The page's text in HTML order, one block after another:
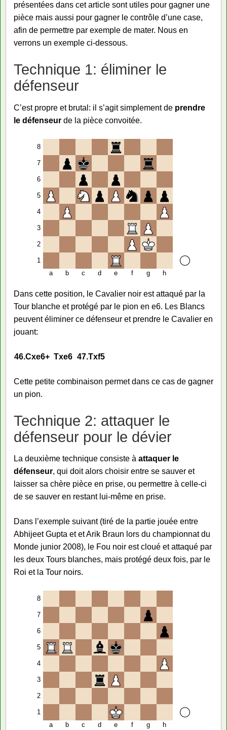
présentées dans cet article sont utiles pour gagner une
pièce mais aussi pour gagner le contrôle d’une case,
afin de permettre par exemple de mater. Nous en
verrons un exemple ci-dessous.
Technique 1: éliminer le
défenseur
C’est propre et brutal: il s’agit simplement de prendre
le défenseur de la pièce convoitée.
8
7
6
5
4
3
2
1
a
b c d e f g h
Dans cette position, le Cavalier noir est attaqué par la
Tour blanche et protégé par le pion en e6. Les Blancs
peuvent éliminer ce défenseur et prendre le Cavalier en
jouant:
46.Cxe6+ Txe6 47.Txf5
Cette petite combinaison permet dans ce cas de gagner
un pion.
Technique 2: attaquer le
défenseur pour le dévier
La deuxième technique consiste à attaquer le
défenseur, qui doit alors choisir entre se sauver et
laisser sa chère pièce en prise, ou permettre à celle-ci
de se sauver en restant lui-même en prise.
Dans l’exemple suivant (tiré de la partie jouée entre
Abhijeet Gupta et et Arik Braun lors du championnat du
Monde junior 2008), le Fou noir est cloué et attaqué par
les deux Tours blanches, mais protégé deux fois, par le
Roi et la Tour noirs.
8
7
6
5
4
3
2
1
a
b c d e f g h